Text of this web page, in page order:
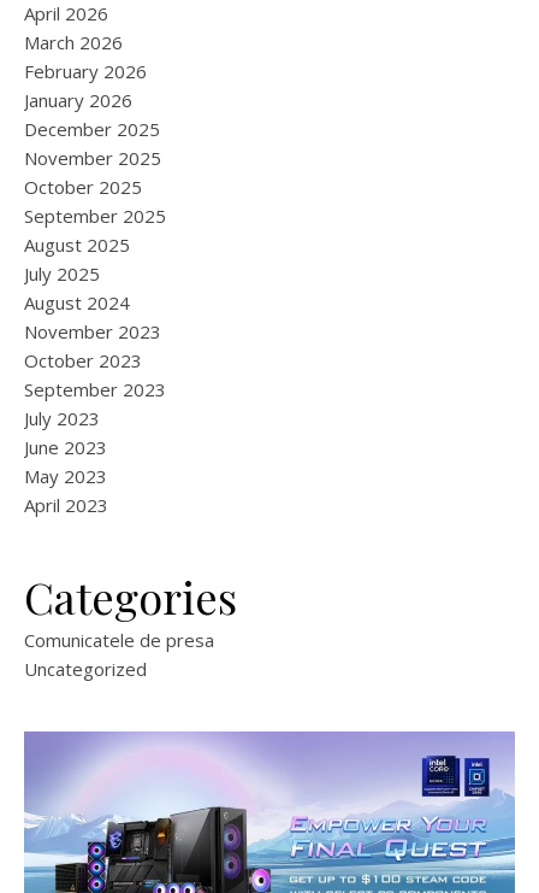
April 2026
March 2026
February 2026
January 2026
December 2025
November 2025
October 2025
September 2025
August 2025
July 2025
August 2024
November 2023
October 2023
September 2023
July 2023
June 2023
May 2023
April 2023
Categories
Comunicatele de presa
Uncategorized